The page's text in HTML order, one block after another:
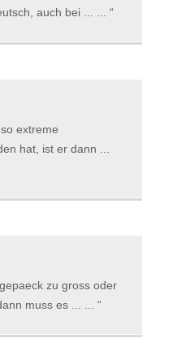
auch bei ... ...
extreme
hat, ist er dann ...
zu gross oder
muss es ... ...